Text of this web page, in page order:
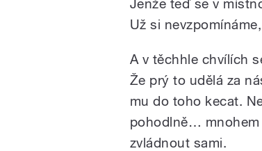
Jenže teď se v
Už si
A v těchhle chvílích
Že prý to udělá za
mu do toho kecat.
pohodlně… mnohem
zvládnout sami.